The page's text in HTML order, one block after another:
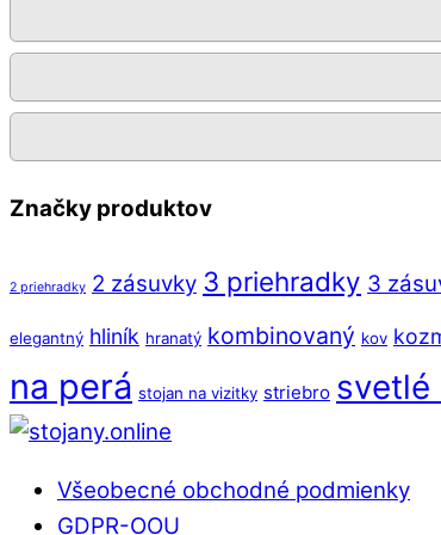
Značky produktov
2 priehradky 2 zásuvky 3 priehradky 3
elegantný hliník hranatý kombinovaný kov
na perá stojan na vizitky striebro svetlé
Back
Top Všeobecné obchodné podmienky
GDPR-OOU